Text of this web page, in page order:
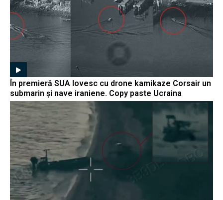
În premieră SUA lovesc cu drone kamikaze Corsair un
submarin și nave iraniene. Copy paste Ucraina